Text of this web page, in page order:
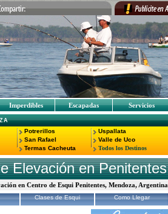
Imperdibles Escapadas Servicios
Potrerillos
San Rafael
Termas Cacheuta
Uspallata
Valle de Uco
Todos los Destinos
Elevación en Penitentes
en Centro de Esqui Penitentes, Mendoza, Argentina
Clases de Esqui Como Llegar